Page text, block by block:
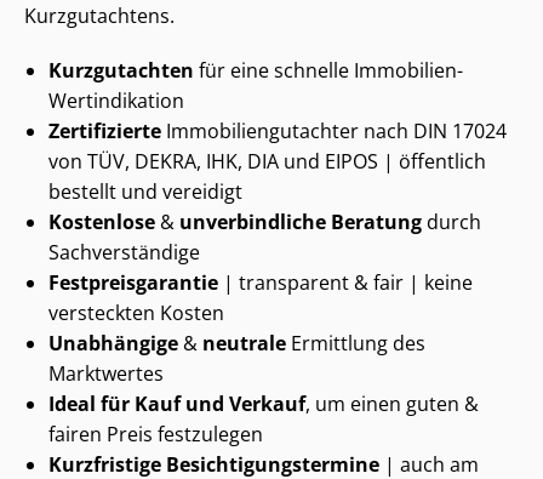
Kurzgutachtens.
Kurzgutachten für eine schnelle Immobilien-
Wertindikation
Zertifizierte Im­mo­bi­li­en­gut­ach­ter nach DIN 17024
von TÜV, DEKRA, IHK, DIA und EIPOS | öffentlich
bestellt und vereidigt
Kostenlose & unverbindliche Beratungdurch
Sachverständige
Fest­preis­ga­ran­tie | transparent & fair | keine
versteckten Kosten
Unabhängige & neutrale Ermittlung des
Marktwertes
Ideal für Kauf und Verkauf, um einen guten &
fairen Preis festzulegen
Kurzfristige Be­sich­ti­gungs­ter­mi­ne | auch am